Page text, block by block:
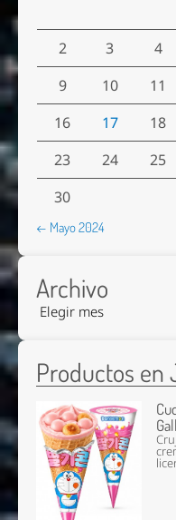
2
3 4
9
10 11
16
17 18
23
24 25
30
← Mayo 2024
Archivo
Productos en